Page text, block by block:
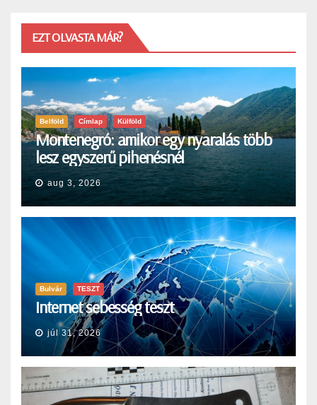
EZT OLVASTA MÁR?
Belföld Címlap Külföld
Montenegró: amikor egy nyaralás több
lesz egyszerű pihenésnél
aug 3, 2026
Bulvár TESZT
Internet sebesség teszt
júl 31, 2026